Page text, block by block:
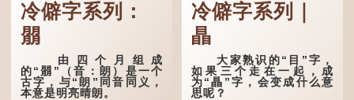
冷僻字系列：
朤
由四个月组成
的“朤”（音：朗）是一个
古字，与“朗”同音同义，
本意是明亮晴朗。
冷僻字系列｜
瞐
大家熟识的“目”字，
如果三个走在一起，成
为“瞐”字，会变成什么意
思呢？